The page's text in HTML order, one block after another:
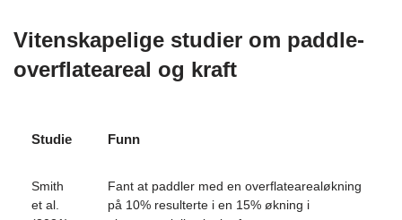
Vitenskapelige studier om paddle-
overflateareal og kraft
Studie Funn
Smith
et al.
Fant at paddler med en overflatearealøkning
på 10% resulterte i en 15% økning i